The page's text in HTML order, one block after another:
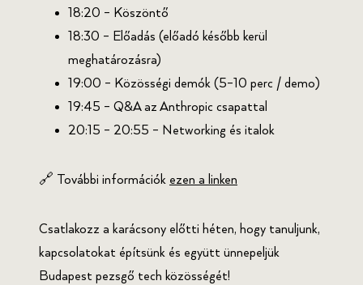
18:20 – Köszöntő
18:30 – Előadás (előadó később kerül
meghatározásra)
19:00 – Közösségi demók (5–10 perc / demo)
19:45 – Q&A az Anthropic csapattal
20:15 – 20:55 – Networking és italok
🔗 További információk ezen a linken
Csatlakozz a karácsony előtti héten, hogy tanuljunk,
kapcsolatokat építsünk és együtt ünnepeljük
Budapest pezsgő tech közösségét!